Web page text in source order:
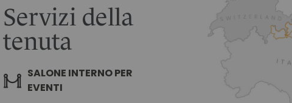
Servizi della
tenuta
SALONE INTERNO PER
EVENTI